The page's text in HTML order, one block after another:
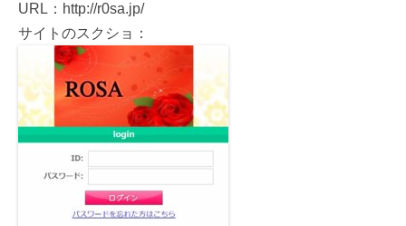
URL：http://r0sa.jp/
サイトのスクショ：